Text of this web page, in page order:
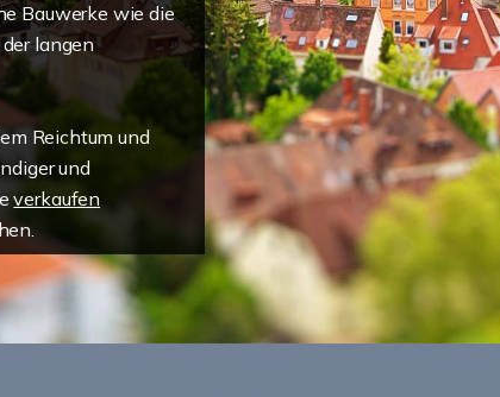
Bauwerke wie die
langen
Reichtum und
und
verkaufen